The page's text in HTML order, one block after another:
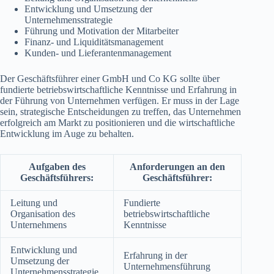
Entwicklung und Umsetzung der
Unternehmensstrategie
Führung und Motivation der Mitarbeiter
Finanz- und Liquiditätsmanagement
Kunden- und Lieferantenmanagement
Der Geschäftsführer einer GmbH und Co KG sollte über
fundierte betriebswirtschaftliche Kenntnisse und Erfahrung in
der Führung von Unternehmen verfügen. Er muss in der Lage
sein, strategische Entscheidungen zu treffen, das Unternehmen
erfolgreich am Markt zu positionieren und die wirtschaftliche
Entwicklung im Auge zu behalten.
Aufgaben des
Geschäftsführers:
Anforderungen an den
Geschäftsführer:
Leitung und
Organisation des
Unternehmens
Fundierte
betriebswirtschaftliche
Kenntnisse
Entwicklung und
Umsetzung der
Unternehmensstrategie
Erfahrung in der
Unternehmensführung